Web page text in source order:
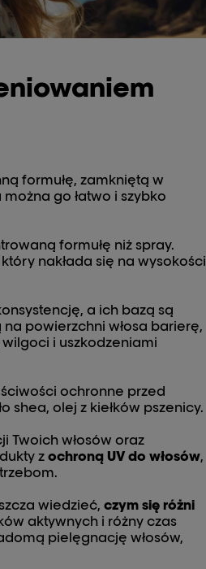
formułę, zamkniętą w
go łatwo i szybko
formułę niż spray.
nakłada się na wysokości
a ich bazą są
powierzchni włosa barierę,
i uszkodzeniami
ochronne przed
shea, olej z kiełków pszenicy.
Twoich włosów oraz
zochroną UV do włosów,
wiedzieć,czym się różni
aktywnych i różny czas
pielęgnację włosów,